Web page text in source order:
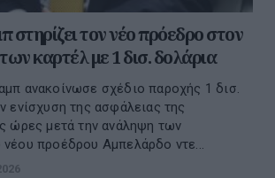
τον νέο πρόεδρο στον
καρτέλ με 1 δισ. δολάρια
ανακοίνωσε σχέδιο παροχής 1 δισ.
ενίσχυση της ασφάλειας της
ώρες μετά την ανάληψη των
προέδρου Αμπελάρδο ντε...